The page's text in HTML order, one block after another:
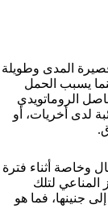
المدى وطويلة
يسبب الحمل
الروماتويدي
لدى أخريات، أو
وخاصة أثناء فترة
المناعي لتلك
جنينها، فما هو